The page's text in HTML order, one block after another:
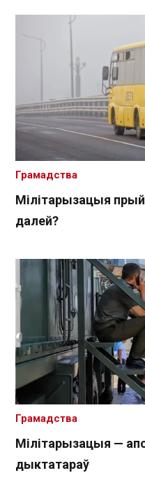
Мілітарызацыя
далей?
Грамадства
Мілітарызацыя —
дыктатараў
Грамадства